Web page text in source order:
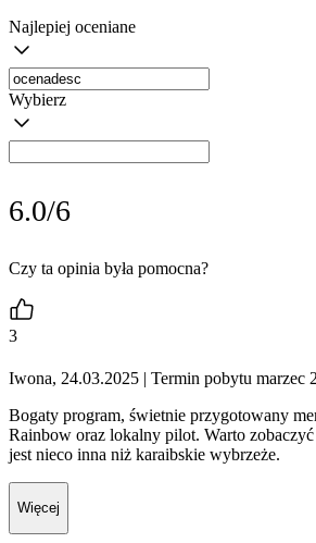
Najlepiej oceniane
Wybierz
6.0/6
Czy ta opinia była pomocna?
3
Iwona, 24.03.2025 | Termin pobytu marzec
Bogaty program, świetnie przygotowany
Rainbow oraz lokalny pilot. Warto
jest nieco inna niż karaibskie wybrzeże.
Więcej